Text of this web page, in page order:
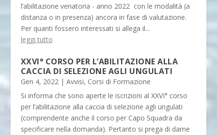
l’abilitazione venatoria - anno 2022 con le modalità (a
distanza o in presenza) ancora in fase di valutazione.
Per quanti fossero interessati si allega il...
leggi tutto
XXVI° CORSO PER L’ABILITAZIONE ALLA
CACCIA DI SELEZIONE AGLI UNGULATI
Gen 4, 2022| Avvisi, Corsi di Formazione
Si informa che sono aperte le iscrizioni al XXVI° corso
per l’abilitazione alla caccia di selezione agli ungulati
(comprendente anche il corso per Capo Squadra da
specificare nella domanda). Pertanto si prega di darne